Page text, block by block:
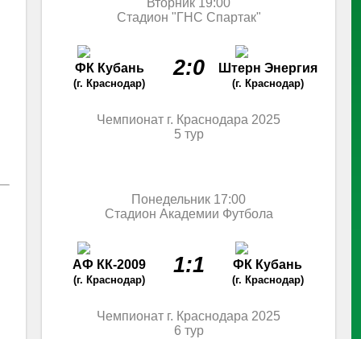
Вторник 19:00
Стадион "ГНС Спартак"
ФК Кубань
(г. Краснодар)
2:0 Штерн Энергия
(г. Краснодар)
Чемпионат г. Краснодара 2025
5 тур
Понедельник 17:00
Стадион Академии Футбола
АФ КК-2009
(г. Краснодар)
1:1 ФК Кубань
(г. Краснодар)
Чемпионат г. Краснодара 2025
6 тур